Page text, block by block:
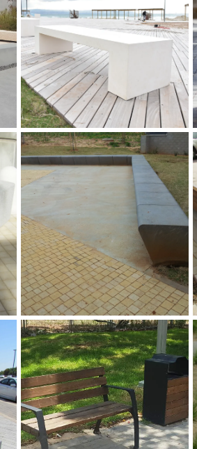
ספסל עכו מבטון אדריכלי, חוף
עכו, מייזליץ כסיף אדריכל נוף
ספסל בר, בית הספר הירוק כפר
סבא